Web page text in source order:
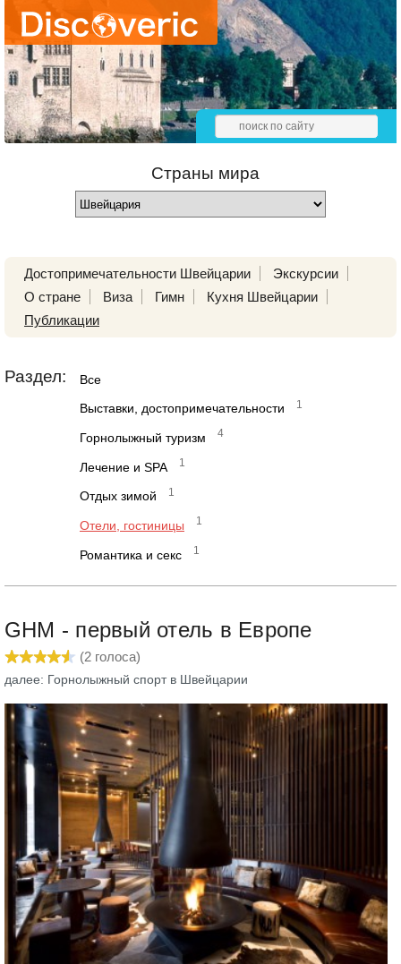
Страны мира
Достопримечательности Швейцарии
Экскурсии
О стране
Виза Гимн
Кухня Швейцарии
Публикации
Раздел: Все
Выставки, достопримечательности 1
Горнолыжный туризм 4
Лечение и SPA 1
Отдых зимой 1
Отели, гостиницы 1
Романтика и секс 1
GHM - первый отель в Европе
(2 голоса)
далее: Горнолыжный спорт в Швейцарии